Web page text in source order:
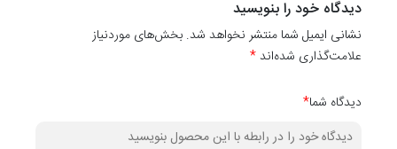
دیواری
کدهای۱۰۱۱۰ ،10111 ۱۰۱۱۲، ، ۱۰۱۱۴، ۱۰۱۱۵، ۱۰۱۱۶
دیدگاه خود را بنویسید
نشانی ایمیل شما منتشر نخواهد شد. بخش‌های موردنیاز
علامت‌گذاری شده‌اند*
دیدگاه شما*